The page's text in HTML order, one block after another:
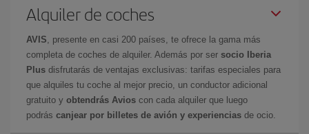
Alquiler de coches
AVIS , presente en casi 200 países, te ofrece la gama más
completa de coches de alquiler. Además por ser socio Iberia
Plus disfrutarás de ventajas exclusivas: tarifas especiales para
que alquiles tu coche al mejor precio, un conductor adicional
gratuito y obtendrás Avios con cada alquiler que luego
podrás canjear por billetes de avión y experiencias de ocio.